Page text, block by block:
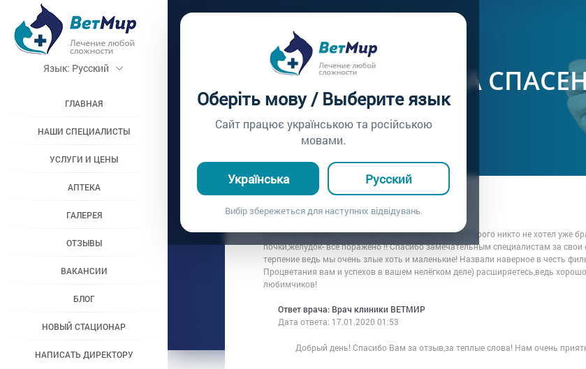
Оберіть мову / Выберите язык
Сайт працює українською та російською
мовами.
Українська Русский
Вибір збережеться для наступних відвідувань.
Язык: Русский
ГЛАВНАЯ
НАШИ СПЕЦИАЛИСТЫ
УСЛУГИ И ЦЕНЫ
АПТЕКА
ГАЛЕРЕЯ
ОТЗЫВЫ
ВАКАНСИИ
БЛОГ
НОВЫЙ СТАЦИОНАР
НАПИСАТЬ ДИРЕКТОРУ
Вопросы врачу /
БЛАГОДАРНОСТЬ ЗА
ЧАКИ
Вопрос врачу №201
Вопрос владельца: Анастасия
Дата вопроса: 17.01.2020 01:53
Отличная клиника) вылечили нашего мальчика ,которого никто не хотел уже
почки,желудок- всё поражено !! Спасибо замечательным специалистам за
терпение ведь мы очень злые хоть и маленькие! Назвали наверное в честь
Процветания вам и успехов в вашем нелёгком деле) расширяетесь,ведь
любимчиков!
Ответ врача: Врач клиники ВЕТМИР
Дата ответа: 17.01.2020 01:53
Добрый день! Спасибо Вам за отзыв,за теплые слова! Нам очень